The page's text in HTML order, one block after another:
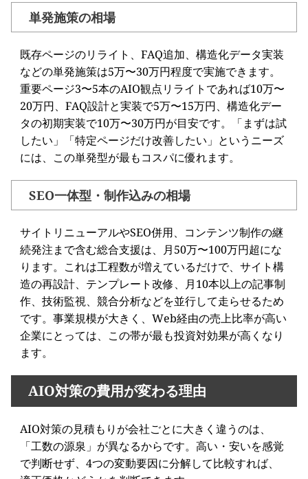
単発施策の相場
既存ページのリライト、FAQ追加、構造化データ実装
などの単発施策は5万〜30万円程度で実施できます。
重要ページ3〜5本のAIO観点リライトであれば10万〜
20万円、FAQ設計と実装で5万〜15万円、構造化デー
タの初期実装で10万〜30万円が目安です。「まずは試
したい」「特定ページだけ改善したい」というニーズ
には、この単発型が最もコスパに優れます。
SEO一体型・制作込みの相場
サイトリニューアルやSEO併用、コンテンツ制作の継
続発注まで含む総合支援は、月50万〜100万円超にな
ります。これは工程数が増えているだけで、サイト構
造の再設計、テンプレート改修、月10本以上の記事制
作、技術監視、競合分析などを並行して走らせるため
です。事業規模が大きく、Web経由の売上比率が高い
企業にとっては、この帯が最も投資対効果が高くなり
ます。
AIO対策の費用が変わる理由
AIO対策の見積もりが会社ごとに大きく違うのは、
「工数の源泉」が異なるからです。高い・安いを感覚
で判断せず、4つの変動要因に分解して比較すれば、